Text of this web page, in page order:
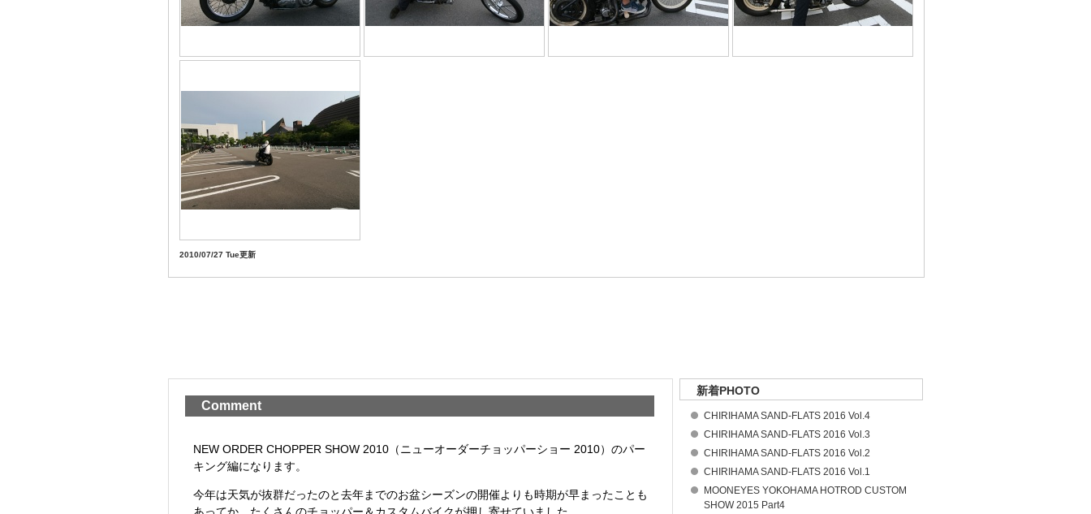
2010/07/27 Tue更新
Comment
NEW ORDER CHOPPER SHOW 2010（ニューオーダーチョッパーショー 2010）のパー
キング編になります。
今年は天気が抜群だったのと去年までのお盆シーズンの開催よりも時期が早まったことも
新着PHOTO
CHIRIHAMA SAND-FLATS 2016 Vol.4
CHIRIHAMA SAND-FLATS 2016 Vol.3
CHIRIHAMA SAND-FLATS 2016 Vol.2
CHIRIHAMA SAND-FLATS 2016 Vol.1
MOONEYES YOKOHAMA HOTROD CUSTOM
SHOW 2015 Part4